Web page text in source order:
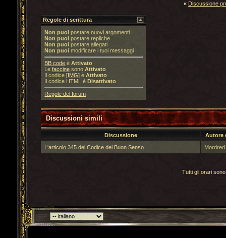
« Discussione
Regole di scrittura
Non puoi postare nuovi argomenti
Non puoi postare repliche
Non puoi postare allegati
Non puoi modificare i tuoi messaggi
BB code èAttivato
Lefaccine sonoAttivato
Il codice[IMG] èAttivato
Il codice HTML èDisattivato
Regole del forum
Discussioni simili
Discussione
Autore
L'articolo 345 del Codice del Buon Senso
Tutti gli orari
Torna indietro